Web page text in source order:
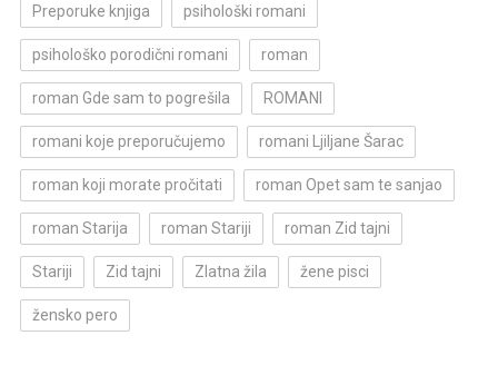
Preporuke knjiga psihološki romani
psihološko porodični romani roman
roman Gde sam to pogrešila ROMANI
romani koje preporučujemo romani Ljiljane Šarac
roman koji morate pročitati roman Opet sam te sanjao
roman Starija roman Stariji roman Zid tajni
Stariji Zid tajni Zlatna žila žene pisci
žensko pero